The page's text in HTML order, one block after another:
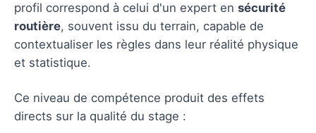
profil correspond à celui d'un expert en sécurité
routière, souvent issu du terrain, capable de
contextualiser les règles dans leur réalité physique
et statistique.
Ce niveau de compétence produit des effets
directs sur la qualité du stage :